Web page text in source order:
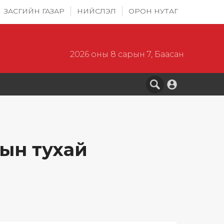
ЗАСГИЙН ГАЗАР НИЙСЛЭЛ ОРОН НУТАГ
2026 оны 8 сарын 7, Баасан
тухай